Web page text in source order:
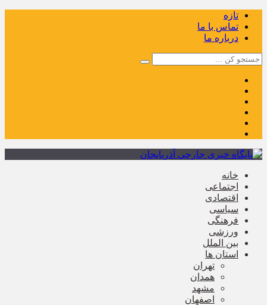
تازه
تماس با ما
درباره ما
خانه
اجتماعی
اقتصادی
سیاسی
فرهنگی
ورزشی
بین الملل
استان ها
تهران
همدان
مشهد
اصفهان